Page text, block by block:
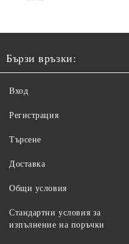
Бързи връзки:
Вход
Регистрация
Търсене
Доставка
Общи условия
Стандартни условия за
изпълнение на поръчки